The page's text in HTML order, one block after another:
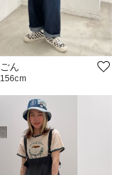
ごん
156cm